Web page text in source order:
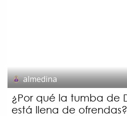
almedina
¿Por qué la tumba de
está llena de ofrendas?